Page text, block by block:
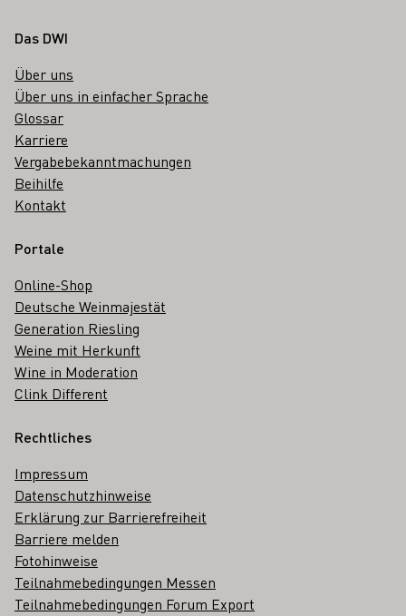
Fußbereich
Das DWI
Über uns
Über uns in einfacher Sprache
Glossar
Karriere
Vergabebekanntmachungen
Beihilfe
Kontakt
Portale
Online-Shop
Deutsche Weinmajestät
Generation Riesling
Weine mit Herkunft
Wine in Moderation
Clink Different
Rechtliches
Impressum
Datenschutzhinweise
Erklärung zur Barrierefreiheit
Barriere melden
Fotohinweise
Teilnahmebedingungen Messen
Teilnahmebedingungen Forum Export